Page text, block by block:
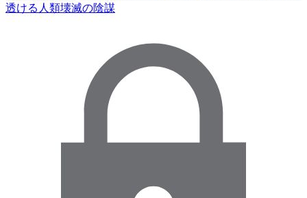
透ける人類壊滅の陰謀